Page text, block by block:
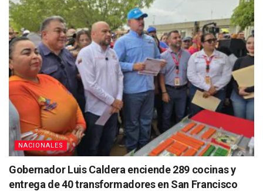
NACIONALES
Gobernador Luis Caldera enciende 289 cocinas y
entrega de 40 transformadores en San Francisco